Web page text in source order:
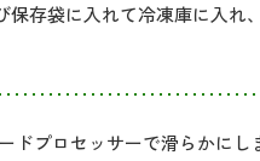
存袋に入れて冷凍庫に入れ
プロセッサーで滑らかに